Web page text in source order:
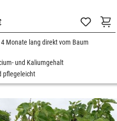
Monate lang direkt vom Baum
und Kaliumgehalt
pflegeleicht